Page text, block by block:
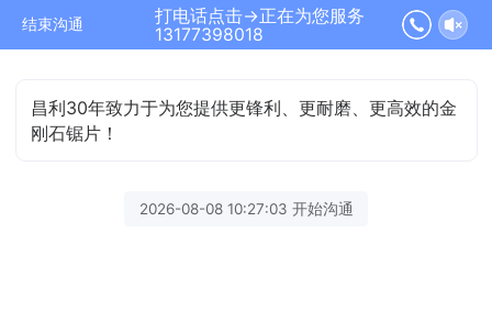
结束沟通
打电话点击→正在为您服务
13177398018
昌利30年致力于为您提供更锋利、更耐磨、更高效的金
刚石锯片！
2026-08-08 10:27:03 开始沟通